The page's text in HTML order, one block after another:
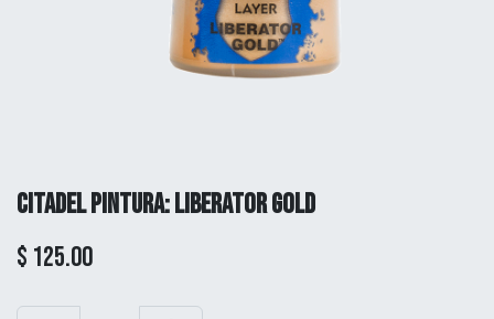
CITADEL PINTURA: LIBERATOR GOLD
$ 125.00